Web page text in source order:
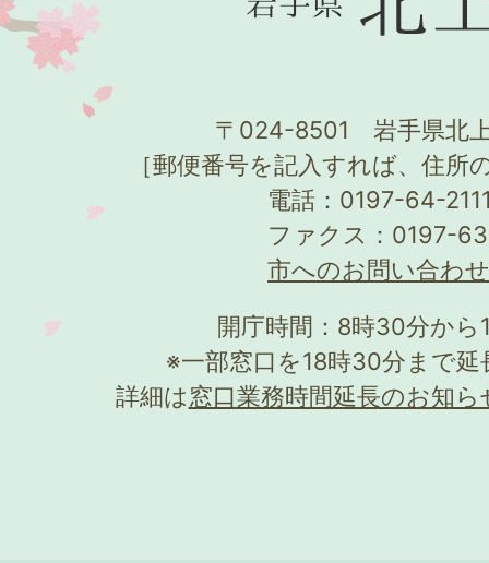
〒024-8501 岩手県北
［郵便番号を記入すれば、住所
電話：0197-64-
ファクス：0197-
市へのお問い合わ
開庁時間：8時30分か
※一部窓口を18時30分まで
詳細は窓口業務時間延長のお知ら